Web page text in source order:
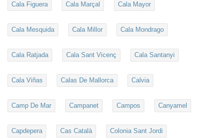
Cala Figuera Cala Marçal Cala Mayor
Cala Mesquida Cala Millor Cala Mondrago
Cala Ratjada Cala Sant Vicenç Cala Santanyi
Cala Viñas Calas De Mallorca Calvia
Camp De Mar Campanet Campos Canyamel
Capdepera Cas Català Colonia Sant Jordi